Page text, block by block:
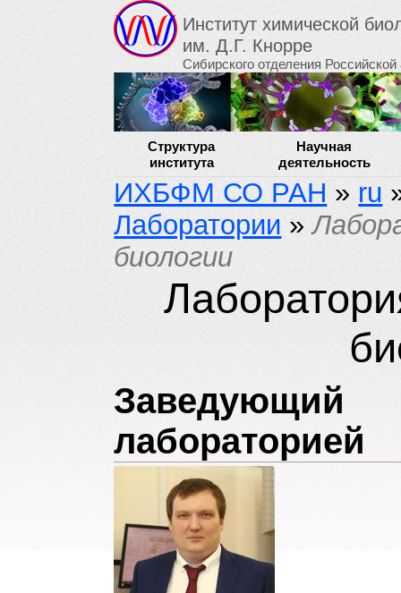
Институт химической
им. Д.Г. Кнорре
Сибирского отделения
Структура
института
Научная
деятельность
ИХБФМ СО РАН » ru
Лаборатории »
биологии
Заведующий
лабораторией